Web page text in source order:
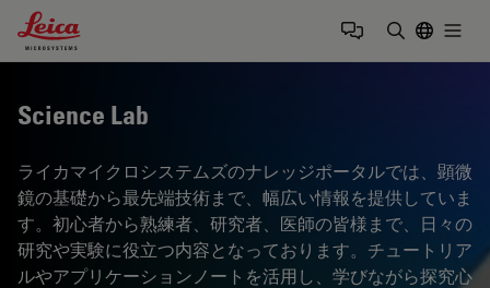
Leica Microsystems Logo
Science Lab
ライカマイクロシステムズのナレッジポータルでは、顕微
鏡の基礎から最先端技術まで、幅広い情報を提供していま
す。初心者から熟練者、研究者、医師の皆様まで、日々の
研究や実験に役立つ内容となっております。チュートリア
ルやアプリケーションノートを活用し、学びながら探究心